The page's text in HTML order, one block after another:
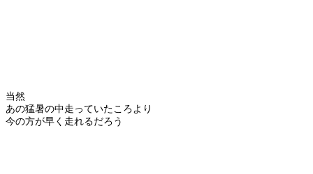
当然
あの猛暑の中走っていたころより
今の方が早く走れるだろう